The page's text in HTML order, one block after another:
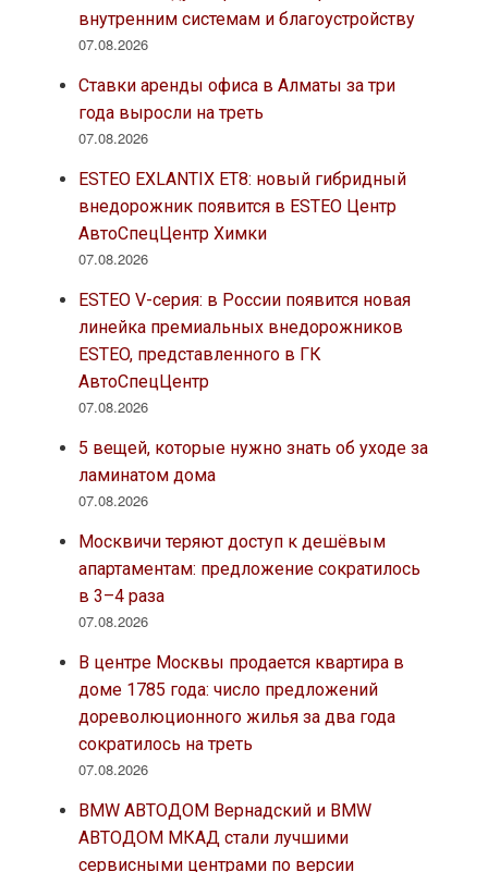
внутренним системам и благоустройству
07.08.2026
Ставки аренды офиса в Алматы за три
года выросли на треть
07.08.2026
ESTEO EXLANTIX ET8: новый гибридный
внедорожник появится в ESTEO Центр
АвтоСпецЦентр Химки
07.08.2026
ESTEO V-серия: в России появится новая
линейка премиальных внедорожников
ESTEO, представленного в ГК
АвтоСпецЦентр
07.08.2026
5 вещей, которые нужно знать об уходе за
ламинатом дома
07.08.2026
Москвичи теряют доступ к дешёвым
апартаментам: предложение сократилось
в 3–4 раза
07.08.2026
В центре Москвы продается квартира в
доме 1785 года: число предложений
дореволюционного жилья за два года
сократилось на треть
07.08.2026
BMW АВТОДОМ Вернадский и BMW
АВТОДОМ МКАД стали лучшими
сервисными центрами по версии